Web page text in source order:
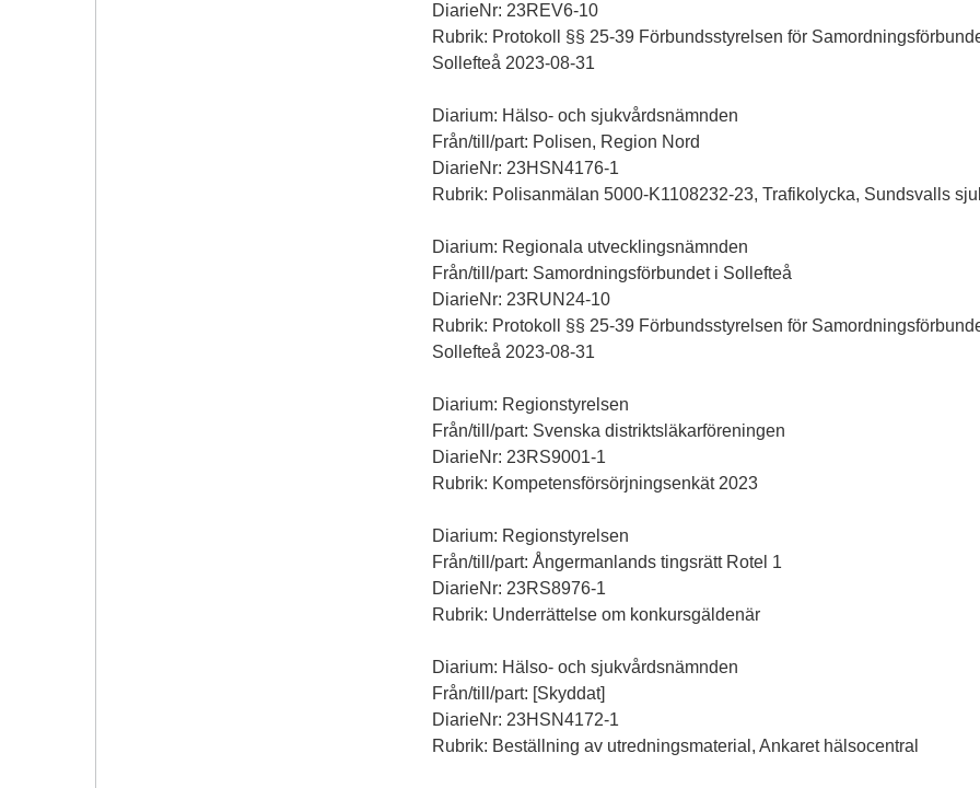
DiarieNr: 23REV6-10
Rubrik: Protokoll §§ 25-39 Förbundsstyrelsen för
Sollefteå 2023-08-31
Diarium: Hälso- och sjukvårdsnämnden
Från/till/part: Polisen, Region Nord
DiarieNr: 23HSN4176-1
Rubrik: Polisanmälan 5000-K1108232-23, Trafikolycka, Sundsvalls
Diarium: Regionala utvecklingsnämnden
Från/till/part: Samordningsförbundet i Sollefteå
DiarieNr: 23RUN24-10
Rubrik: Protokoll §§ 25-39 Förbundsstyrelsen för
Sollefteå 2023-08-31
Diarium: Regionstyrelsen
Från/till/part: Svenska distriktsläkarföreningen
DiarieNr: 23RS9001-1
Rubrik: Kompetensförsörjningsenkät 2023
Diarium: Regionstyrelsen
Från/till/part: Ångermanlands tingsrätt Rotel 1
DiarieNr: 23RS8976-1
Rubrik: Underrättelse om konkursgäldenär
Diarium: Hälso- och sjukvårdsnämnden
Från/till/part: [Skyddat]
DiarieNr: 23HSN4172-1
Rubrik: Beställning av utredningsmaterial, Ankaret hälsocentral